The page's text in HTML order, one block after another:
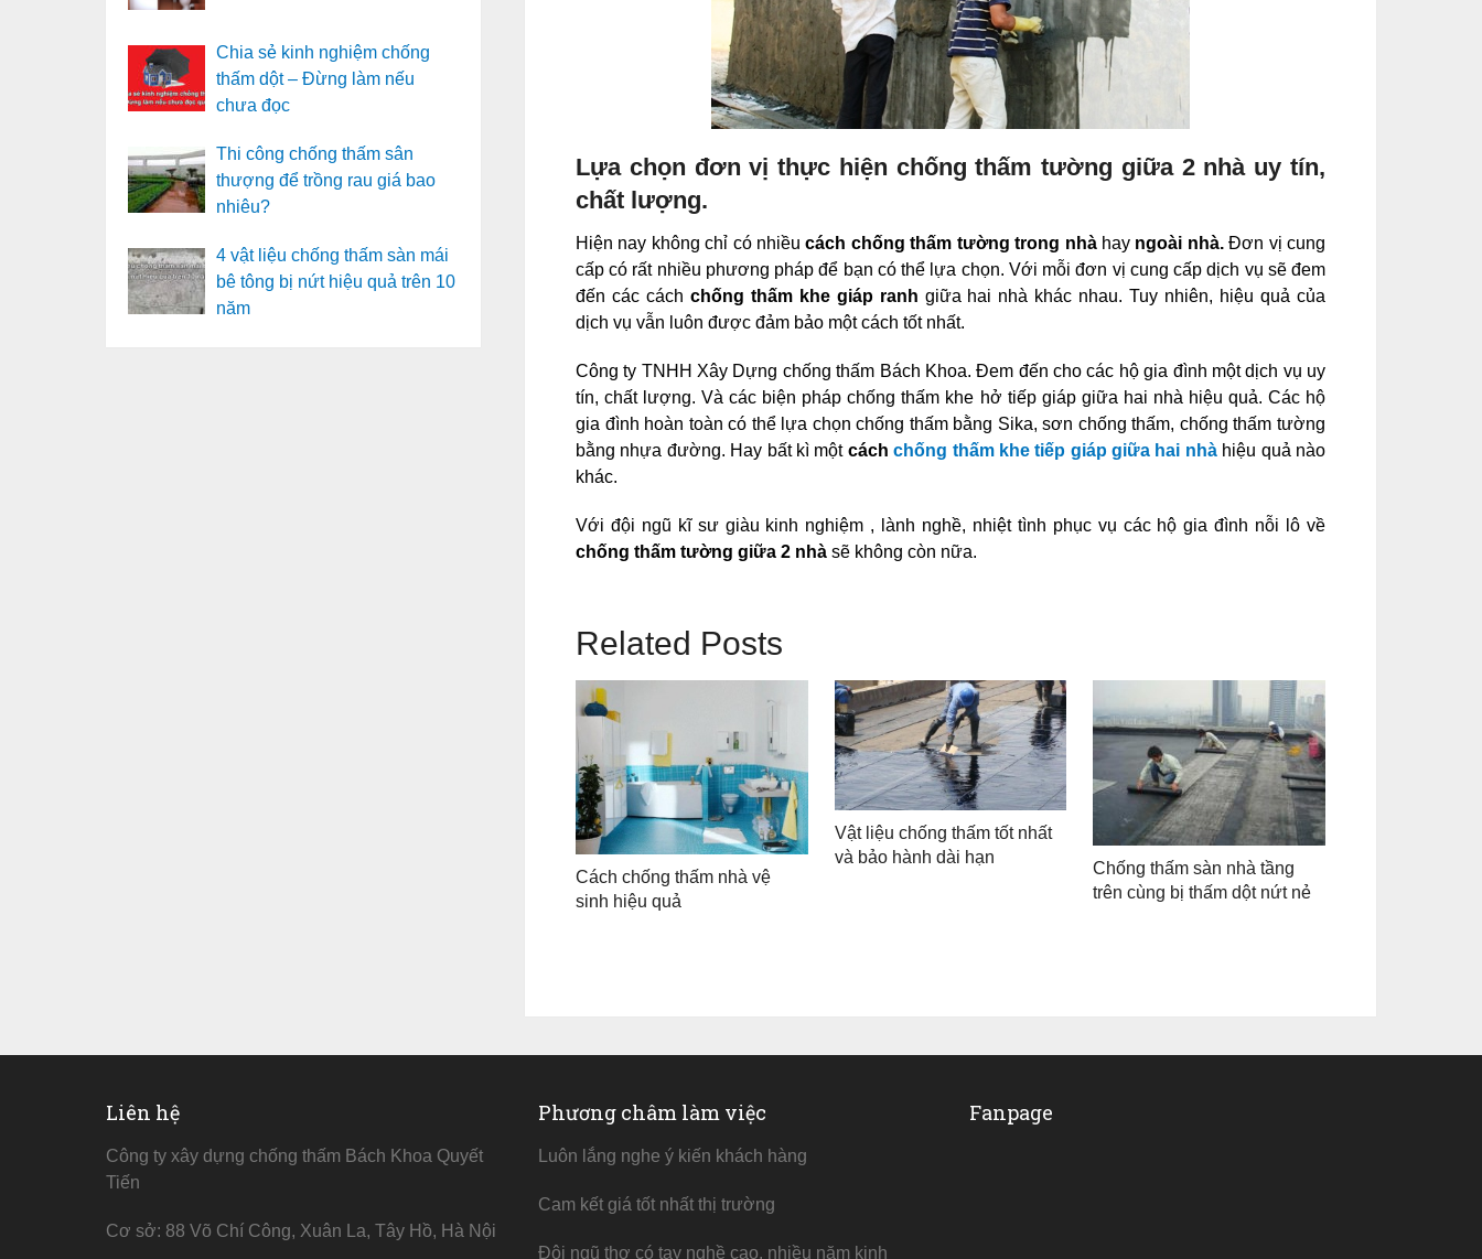
Lựa chọn đơn vị thực hiện chống thấm tường giữa 2 nhà uy tín,
chất lượng.
Hiện nay không chỉ có nhiềucách chống thấm tường trong nhà hay ngoài nhà.Đơn vị cung
cấp có rất nhiều phương pháp để bạn có thể lựa chọn. Với mỗi đơn vị cung cấp dịch vụ sẽ đem
đến các cách chống thấm khe giáp ranh giữa hai nhà khác nhau. Tuy nhiên, hiệu quả của
dịch vụ vẫn luôn được đảm bảo một cách tốt nhất.
Công ty TNHH Xây Dựng chống thấm Bách Khoa. Đem đến cho các hộ gia đình một dịch vụ uy
tín, chất lượng. Và các biện pháp chống thấm khe hở tiếp giáp giữa hai nhà hiệu quả. Các hộ
gia đình hoàn toàn có thể lựa chọn chống thấm bằng Sika, sơn chống thấm, chống thấm tường
bằng nhựa đường. Hay bất kì một cáchchống thấm khe tiếp giáp giữa hai nhàhiệu quả nào
khác.
Với đội ngũ kĩ sư giàu kinh nghiệm , lành nghề, nhiệt tình phục vụ các hộ gia đình nỗi lô về
chống thấm tường giữa 2 nhà sẽ không còn nữa.
Related Posts
Cách chống thấm nhà vệ
sinh hiệu quả
Vật liệu chống thấm tốt nhất
và bảo hành dài hạn
Chống thấm sàn nhà tầng
trên cùng bị thấm dột nứt nẻ
Chia sẻ kinh nghiệm chống
thấm dột – Đừng làm nếu
chưa đọc
Thi công chống thấm sân
thượng để trồng rau giá bao
nhiêu?
4 vật liệu chống thấm sàn mái
bê tông bị nứt hiệu quả trên 10
năm
Liên hệ
Công ty xây dựng chống thấm Bách Khoa Quyết
Tiến
Cơ sở: 88 Võ Chí Công, Xuân La, Tây Hồ, Hà Nội
Phương châm làm việc
Luôn lắng nghe ý kiến khách hàng
Cam kết giá tốt nhất thị trường
Đội ngũ thợ có tay nghề cao, nhiều năm kinh
Fanpage